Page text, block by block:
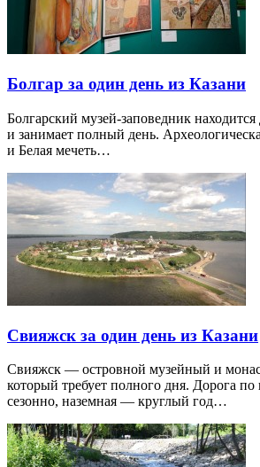
Болгар за один день из Казани
Болгарский музей-заповедник находится
и занимает полный день.
и Белая мечеть…
Свияжск за один день из Казани
Свияжск — островной музейный и
который требует полного дня. Дорога по
сезонно, наземная — круглый год…